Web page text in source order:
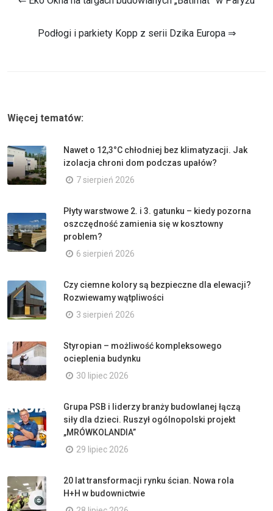
Podłogi i parkiety Kopp z serii Dzika Europa ⇒
Więcej tematów:
Nawet o 12,3°C chłodniej bez klimatyzacji. Jak
izolacja chroni dom podczas upałów?
7 sierpień 2026
Płyty warstwowe 2. i 3. gatunku – kiedy pozorna
oszczędność zamienia się w kosztowny
problem?
6 sierpień 2026
Czy ciemne kolory są bezpieczne dla elewacji?
Rozwiewamy wątpliwości
3 sierpień 2026
Styropian – możliwość kompleksowego
ocieplenia budynku
30 lipiec 2026
Grupa PSB i liderzy branży budowlanej łączą
siły dla dzieci. Ruszył ogólnopolski projekt
„MRÓWKOLANDIA”
29 lipiec 2026
20 lat transformacji rynku ścian. Nowa rola
H+H w budownictwie